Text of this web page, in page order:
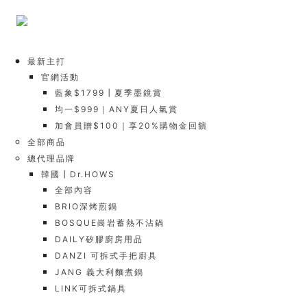
最新主打
官網活動
藍象$1799┃夏季墨鏡賞
均一$999｜ANY夏日人氣賞
加會員贈$100｜享20%購物金回饋
全部商品
總代理品牌
韓國┃Dr.HOWS
全部內容
BRIO深烤煎鍋
BOSQUE崗岩蓄熱不沾鍋
DAILY矽膠廚房用品
DANZI 可拆式手把廚具
JANG 義大利麵煮鍋
LINK可拆式鍋具